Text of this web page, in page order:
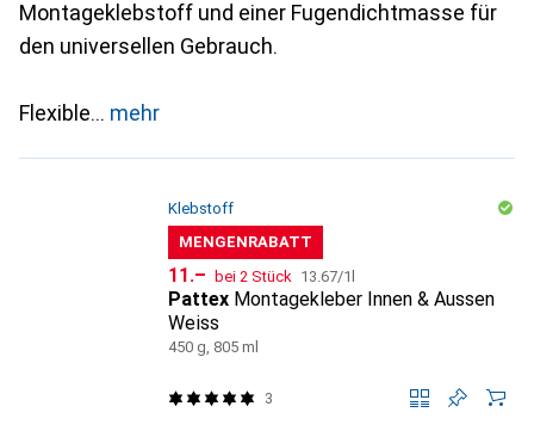
Montageklebstoff und einer Fugendichtmasse für
den universellen Gebrauch.
Flexible mehr
Klebstoff
MENGENRABATT
CHF
11.– bei 2 Stück CHF
13.67/1l
Pattex Montagekleber Innen & Aussen
Weiss
450 g, 805 ml
3